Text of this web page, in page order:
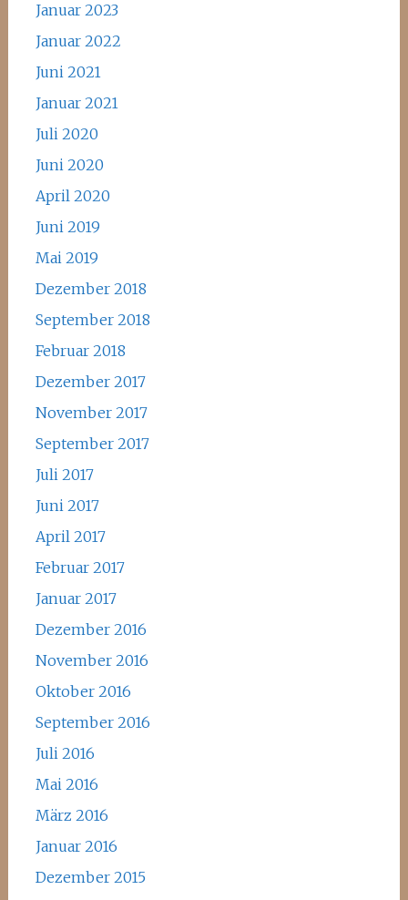
Januar 2023
Januar 2022
Juni 2021
Januar 2021
Juli 2020
Juni 2020
April 2020
Juni 2019
Mai 2019
Dezember 2018
September 2018
Februar 2018
Dezember 2017
November 2017
September 2017
Juli 2017
Juni 2017
April 2017
Februar 2017
Januar 2017
Dezember 2016
November 2016
Oktober 2016
September 2016
Juli 2016
Mai 2016
März 2016
Januar 2016
Dezember 2015